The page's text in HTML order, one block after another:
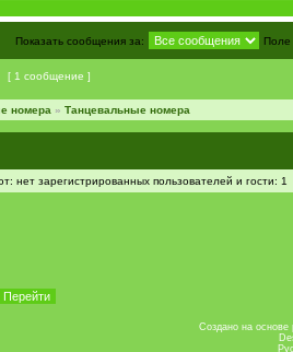
Показать сообщения за: Поле
[ 1 сообщение ]
номера » Танцевальные номера
нет зарегистрированных пользователей и гости: 1
Создано на основе